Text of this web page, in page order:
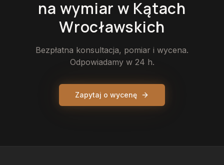
na wymiar w Kątach
Wrocławskich
Bezpłatna konsultacja, pomiar i wycena.
Odpowiadamy w 24 h.
Zapytaj o wycenę